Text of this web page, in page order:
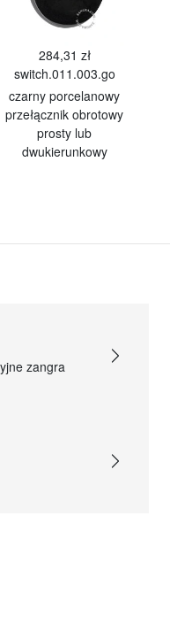
284,31 zł
switch.011.003.go
czarny porcelanowy
przełącznik obrotowy
prosty lub
dwukierunkowy
zangra